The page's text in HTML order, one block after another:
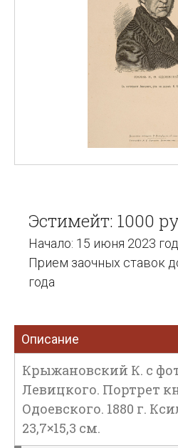
Эстимейт: 1000
Начало: 15 июня 2023
Прием заочных ставок
года
Описание
Крыжановский К. с
Левицкого. Портрет
Одоевского. 1880 г.
23,7×15,3 см.